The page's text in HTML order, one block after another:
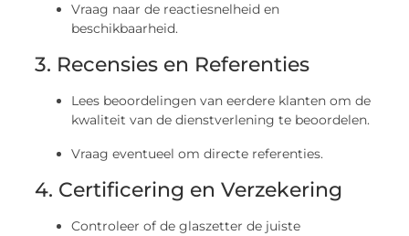
Vraag naar de reactiesnelheid en
beschikbaarheid.
3. Recensies en Referenties
Lees beoordelingen van eerdere klanten om de
kwaliteit van de dienstverlening te beoordelen.
Vraag eventueel om directe referenties.
4. Certificering en Verzekering
Controleer of de glaszetter de juiste